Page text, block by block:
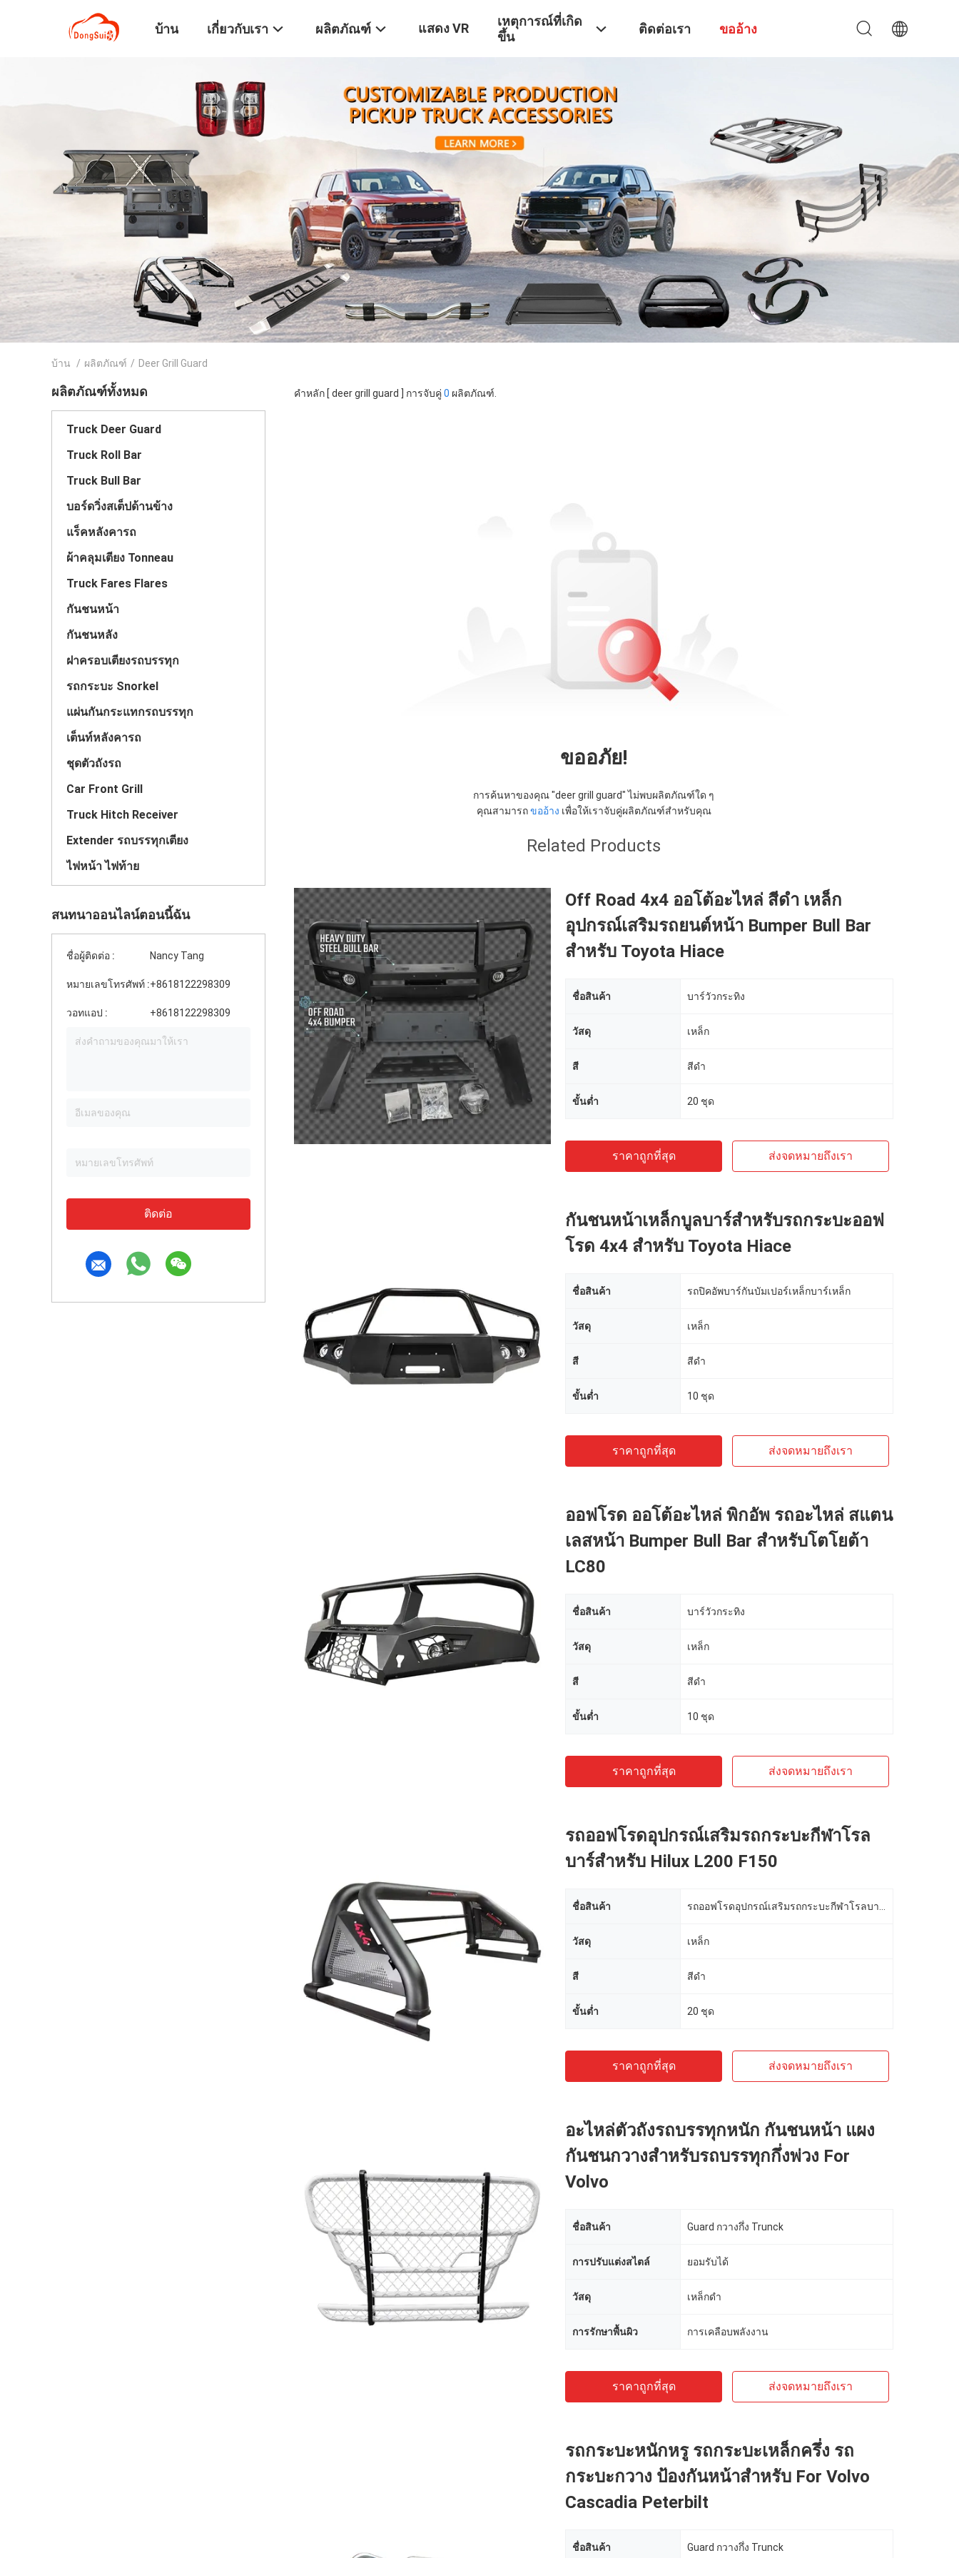
บ้าน เกี่ยวกับเรา ผลิตภัณฑ์ แสดง VR
เหตุการณ์ที่เกิด
ขึ้น
ติดต่อเรา ขออ้าง
บ้าน / ผลิตภัณฑ์ / Deer Grill Guard
ผลิตภัณฑ์ทั้งหมด
Truck Deer Guard
Truck Roll Bar
Truck Bull Bar
บอร์ดวิ่งสเต็ปด้านข้าง
แร็คหลังคารถ
ผ้าคลุมเตียง Tonneau
Truck Fares Flares
กันชนหน้า
กันชนหลัง
ฝาครอบเตียงรถบรรทุก
รถกระบะ Snorkel
แผ่นกันกระแทกรถบรรทุก
เต็นท์หลังคารถ
ชุดตัวถังรถ
Car Front Grill
Truck Hitch Receiver
Extender รถบรรทุกเตียง
ไฟหน้า ไฟท้าย
สนทนาออนไลน์ตอนนี้ฉัน
ชื่อผู้ติดต่อ : Nancy Tang
หมายเลขโทรศัพท์ :+8618122298309
วอทแอป : +8618122298309
ติดต่อ
คำหลัก [ deer grill guard ] การจับคู่0 ผลิตภัณฑ์.
ขออภัย!
การค้นหาของคุณ "deer grill guard" ไม่พบผลิตภัณฑ์ใด ๆ
คุณสามารถขออ้าง เพื่อให้เราจับคู่ผลิตภัณฑ์สำหรับคุณ
Related Products
Off Road 4x4 ออโต้อะไหล่ สีดํา เหล็ก
อุปกรณ์เสริมรถยนต์หน้า Bumper Bull Bar
สําหรับ Toyota Hiace
ชื่อสินค้า บาร์วัวกระทิง
วัสดุ เหล็ก
สี สีดำ
ขั้นต่ำ 20 ชุด
ราคาถูกที่สุด ส่งจดหมายถึงเรา
กันชนหน้าเหล็กบูลบาร์สำหรับรถกระบะออฟ
โรด 4x4 สำหรับ Toyota Hiace
ชื่อสินค้า รถปิคอัพบาร์กันบัมเปอร์เหล็กบาร์เหล็ก
วัสดุ เหล็ก
สี สีดำ
ขั้นต่ำ 10 ชุด
ราคาถูกที่สุด ส่งจดหมายถึงเรา
ออฟโรด ออโต้อะไหล่ พิกอัพ รถอะไหล่ สแตน
เลสหน้า Bumper Bull Bar สําหรับโตโยต้า
LC80
ชื่อสินค้า บาร์วัวกระทิง
วัสดุ เหล็ก
สี สีดำ
ขั้นต่ำ 10 ชุด
ราคาถูกที่สุด ส่งจดหมายถึงเรา
รถออฟโรดอุปกรณ์เสริมรถกระบะกีฬาโรล
บาร์สำหรับ Hilux L200 F150
ชื่อสินค้า
วัสดุ เหล็ก
สี สีดำ
ขั้นต่ำ 20 ชุด
ราคาถูกที่สุด ส่งจดหมายถึงเรา
อะไหล่ตัวถังรถบรรทุกหนัก กันชนหน้า แผง
กันชนกวางสำหรับรถบรรทุกกึ่งพ่วง For
Volvo
ชื่อสินค้า Guard กวางกึ่ง Trunck
การปรับแต่งสไตล์ ยอมรับได้
วัสดุ เหล็กดํา
การรักษาพื้นผิว การเคลือบพลังงาน
ราคาถูกที่สุด ส่งจดหมายถึงเรา
รถกระบะหนักหรู รถกระบะเหล็กครึ่ง รถ
กระบะกวาง ป้องกันหน้าสําหรับ For Volvo
Cascadia Peterbilt
ชื่อสินค้า Guard กวางกึ่ง Trunck